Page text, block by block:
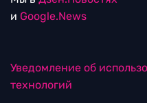
и Google.News
Уведомление об
технологий